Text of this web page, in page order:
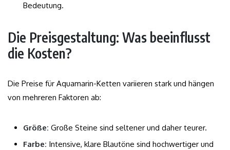
Bedeutung.
Die Preisgestaltung: Was beeinflusst
die Kosten?
Die Preise für Aquamarin-Ketten variieren stark und hängen
von mehreren Faktoren ab:
Größe: Große Steine sind seltener und daher teurer.
Farbe: Intensive, klare Blautöne sind hochwertiger und